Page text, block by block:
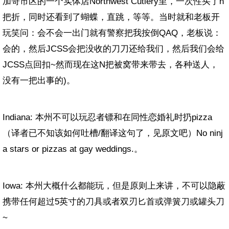
把折，同时还看到了蝴蝶，直跳，等等。当时就和老板开
玩笑问：会不会一出门就有警察把我按倒QAQ，老板说：
会的，然后JCSS会把没收的刀刀还给我们，然后我们会给
JCSS点回扣~然而现在这N把被窝带来带去，各种送人，
没有一把出事的)。
Indiana: 本州不可以玩忍者镖和在同性恋婚礼时扔pizza
（译者已不知该如何吐槽/翻译这句了，见原文吧）No ninj
a stars or pizzas at gay weddings.。
Iowa: 本州大概什么都能玩，但是原则上来讲，不可以隐蔽
携带任何超过5英寸的刀具或者双刃匕首或弹簧刀或罐头刀
~